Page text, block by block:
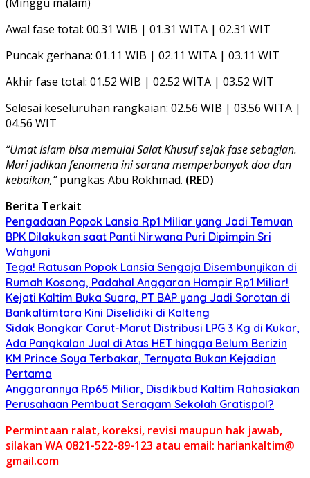
Awal fase total: 00.31 WIB | 01.31 WITA | 02.31 WIT
Puncak gerhana: 01.11 WIB | 02.11 WITA | 03.11 WIT
Akhir fase total: 01.52 WIB | 02.52 WITA | 03.52 WIT
Selesai keseluruhan rangkaian: 02.56 WIB | 03.56 WITA |
04.56 WIT
“Umat Islam bisa memulai Salat Khusuf sejak fase sebagian.
Mari jadikan fenomena ini sarana memperbanyak doa dan
kebaikan,”pungkas Abu Rokhmad. (RED)
Berita Terkait
Pengadaan Popok Lansia Rp1 Miliar yang Jadi Temuan
BPK Dilakukan saat Panti Nirwana Puri Dipimpin Sri
Wahyuni
Tega! Ratusan Popok Lansia Sengaja Disembunyikan di
Rumah Kosong, Padahal Anggaran Hampir Rp1 Miliar!
Kejati Kaltim Buka Suara, PT BAP yang Jadi Sorotan di
Bankaltimtara Kini Diselidiki di Kalteng
Sidak Bongkar Carut-Marut Distribusi LPG 3 Kg di Kukar,
Ada Pangkalan Jual di Atas HET hingga Belum Berizin
KM Prince Soya Terbakar, Ternyata Bukan Kejadian
Pertama
Anggarannya Rp65 Miliar, Disdikbud Kaltim Rahasiakan
Perusahaan Pembuat Seragam Sekolah Gratispol?
Permintaan ralat, koreksi, revisi maupun hak jawab,
silakan WA 0821-522-89-123 atau email: hariankaltim@
gmail.com